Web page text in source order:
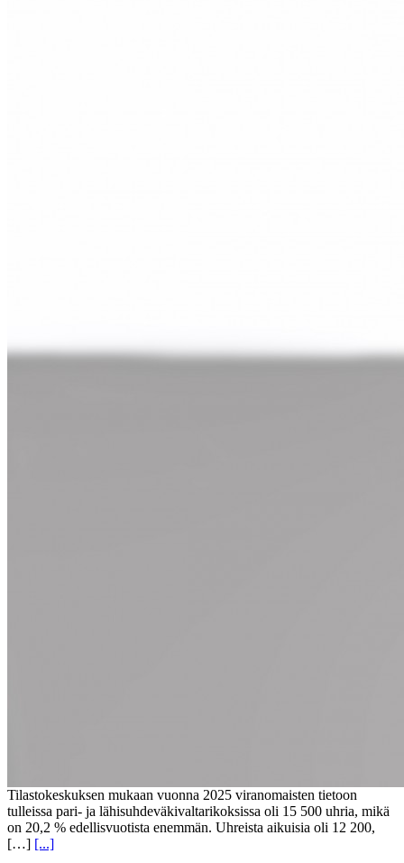
Tilastokeskuksen mukaan vuonna 2025 viranomaisten tietoon
tulleissa pari- ja lähisuhdeväkivaltarikoksissa oli 15 500 uhria, mikä
on 20,2 % edellisvuotista enemmän. Uhreista aikuisia oli 12 200,
[…] [...]